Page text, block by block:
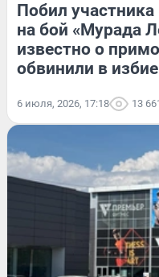
Побил
на бой «Мурада
известно о
обвинили в
6 июля, 2026, 17:18 13